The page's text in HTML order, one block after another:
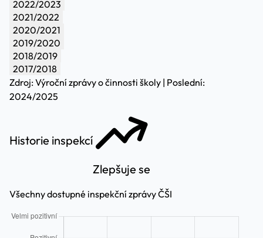
2022/2023
2021/2022
2020/2021
2019/2020
2018/2019
2017/2018
Zdroj: Výroční zprávy o činnosti školy | Poslední:
2024/2025
Historie inspekcí
Zlepšuje se
Všechny dostupné inspekční zprávy ČŠI